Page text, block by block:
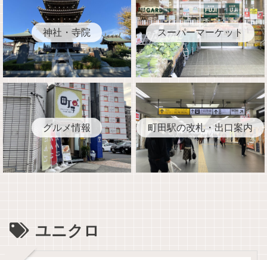
神社・寺院 スーパーマーケット
グルメ情報 町田駅の改札・出口案内
ユニクロ